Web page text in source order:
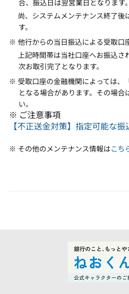
合、振込日は翌営業日となります。
尚、システムメンテナンス終了後
す。
※ 他行からの当日振込による受取口
上記時間帯は当社口座へお振込さ
次お取引完了となります。
※ 受取口座の金融機関によっては、
となる場合があります。その場
い。
※ ご注意事項
【不正送金対策】指定可能な
※ その他のメンテナンス情報はこち